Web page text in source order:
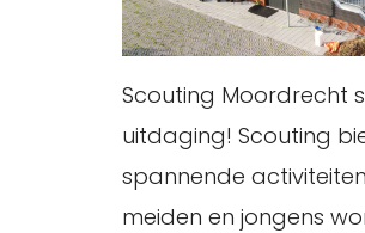
Scouting Moordrecht
uitdaging! Scouting
spannende
meiden en jongens